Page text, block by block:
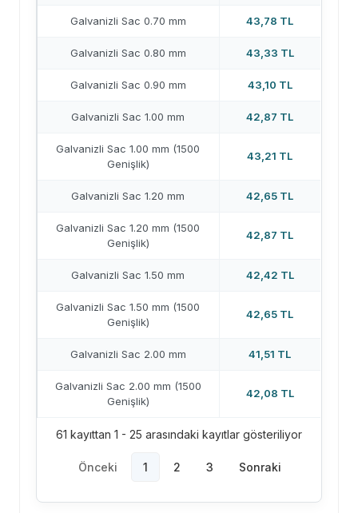
Galvanizli Sac 0.70 mm 43,78 TL
Galvanizli Sac 0.80 mm 43,33 TL
Galvanizli Sac 0.90 mm 43,10 TL
Galvanizli Sac 1.00 mm 42,87 TL
Galvanizli Sac 1.00 mm (1500
Genişlik)
43,21 TL
Galvanizli Sac 1.20 mm 42,65 TL
Galvanizli Sac 1.20 mm (1500
Genişlik)
42,87 TL
Galvanizli Sac 1.50 mm 42,42 TL
Galvanizli Sac 1.50 mm (1500
Genişlik)
42,65 TL
Galvanizli Sac 2.00 mm 41,51 TL
Galvanizli Sac 2.00 mm (1500
Genişlik)
42,08 TL
61 kayıttan 1 - 25 arasındaki kayıtlar gösteriliyor
Önceki 1 2 3 Sonraki